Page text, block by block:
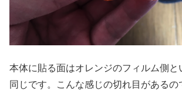
本体に貼る面はオレンジのフィルム側と
同じです。こんな感じの切れ目があるの